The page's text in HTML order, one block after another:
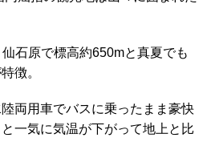
石原で標高約650mと真夏でも
徴。
両用車でバスに乗ったまま豪快
一気に気温が下がって地上と比